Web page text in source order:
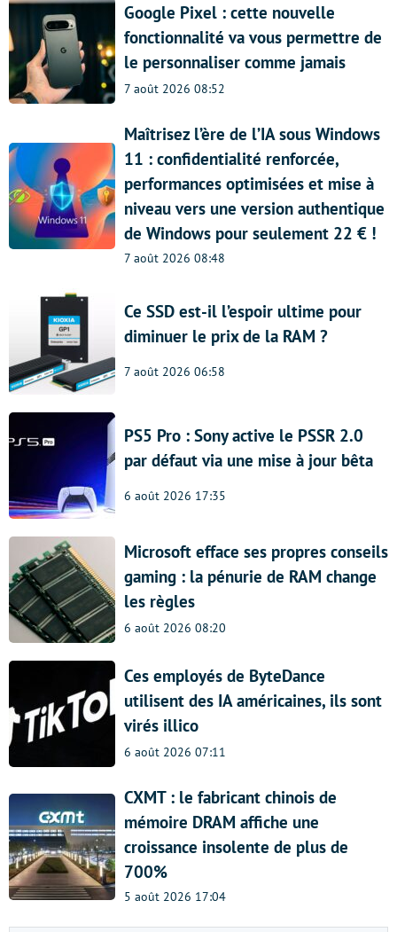
Google Pixel : cette nouvelle
fonctionnalité va vous permettre de
le personnaliser comme jamais
7 août 2026 08:52
Maîtrisez l’ère de l’IA sous Windows
11 : confidentialité renforcée,
performances optimisées et mise à
niveau vers une version authentique
de Windows pour seulement 22 € !
7 août 2026 08:48
Ce SSD est-il l’espoir ultime pour
diminuer le prix de la RAM ?
7 août 2026 06:58
PS5 Pro : Sony active le PSSR 2.0
par défaut via une mise à jour bêta
6 août 2026 17:35
Microsoft efface ses propres conseils
gaming : la pénurie de RAM change
les règles
6 août 2026 08:20
Ces employés de ByteDance
utilisent des IA américaines, ils sont
virés illico
6 août 2026 07:11
CXMT : le fabricant chinois de
mémoire DRAM affiche une
croissance insolente de plus de
700%
5 août 2026 17:04